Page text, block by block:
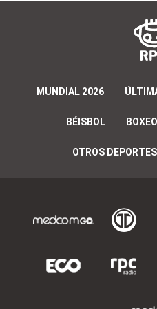
MUNDIAL 2026
BÉISBOL BOXEO
OTROS DEPORTES